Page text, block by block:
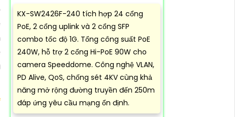
KX-SW2426F-240 tích hợp 24 cổng
PoE, 2 cổng uplink và 2 cổng SFP
combo tốc độ 1G. Tổng công suất PoE
240W, hỗ trợ 2 cổng Hi-PoE 90W cho
camera Speeddome. Công nghệ VLAN,
PD Alive, QoS, chống sét 4KV cùng khả
năng mở rộng đường truyền đến 250m
đáp ứng yêu cầu mạng ổn định.